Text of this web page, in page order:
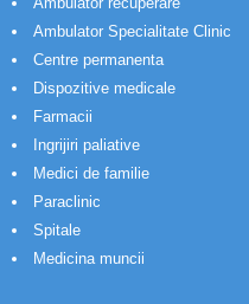
Ambulator Specialitate Clinic
Centre permanenta
Dispozitive medicale
Farmacii
Ingrijiri paliative
Medici de familie
Paraclinic
Spitale
Medicina muncii